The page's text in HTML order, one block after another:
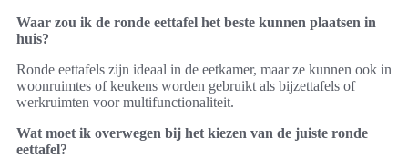
Waar zou ik de ronde eettafel het beste kunnen plaatsen in
huis?
Ronde eettafels zijn ideaal in de eetkamer, maar ze kunnen ook in
woonruimtes of keukens worden gebruikt als bijzettafels of
werkruimten voor multifunctionaliteit.
Wat moet ik overwegen bij het kiezen van de juiste ronde
eettafel?